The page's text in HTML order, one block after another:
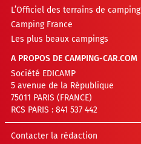
L’Officiel des terrains de camping
Camping France
Les plus beaux campings
A PROPOS DE CAMPING-CAR.COM
Société EDICAMP
5 avenue de la République
75011 PARIS (FRANCE)
RCS PARIS : 841 537 442
Contacter la rédaction